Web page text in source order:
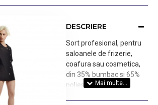
DESCRIERE
Sort profesional, pentru
saloanele de frizerie,
coafura sau cosmetica,
din 35% bumbac si 65%
poliester.